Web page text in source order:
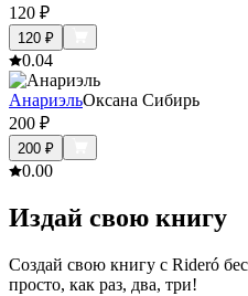
120 ₽
120 ₽
0.04
АнариэльОксана Сибирь
200 ₽
200 ₽
0.00
Издай свою книгу
Создай свою книгу с Rideró
просто, как раз, два, три!